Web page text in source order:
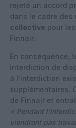
rejeté un accord
dans le cadre des
collective pour
Finnair.
En conséquence,
interdiction de
à l’interdiction
supplémentaires.
de Finnair et
« Pendant
viendront pas